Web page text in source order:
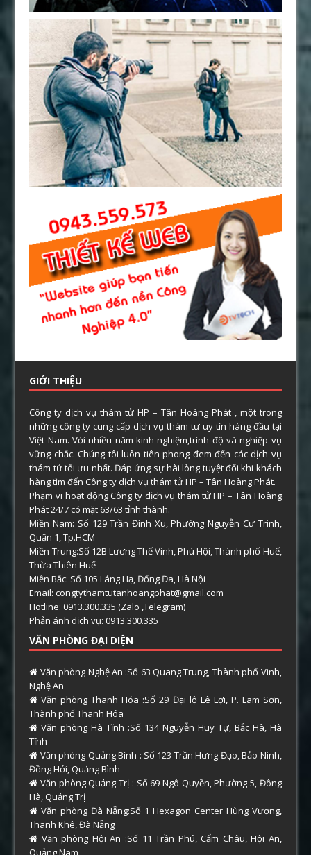
GIỚI THIỆU
Công ty dịch vụ thám tử HP – Tân Hoàng Phát , một trong
những công ty cung cấp dịch vụ thám tư uy tín hàng đầu tại
Việt Nam. Với nhiều năm kinh nghiệm,trình độ và nghiệp vụ
vững chắc. Chúng tôi luôn tiên phong đem đến các dịch vụ
thám tử tối ưu nhất. Đáp ứng sự hài lòng tuyệt đối khi khách
hàng tìm đến Công ty dịch vụ thám tử HP – Tân Hoàng Phát.
Phạm vi hoạt động Công ty dịch vụ thám tử HP – Tân Hoàng
Phát 24/7 có mặt 63/63 tỉnh thành.
Miền Nam: Số 129 Trần Đình Xu, Phường Nguyễn Cư Trinh,
Quận 1, Tp.HCM
Miền Trung:Số 12B Lương Thế Vinh, Phú Hội, Thành phố Huế,
Thừa Thiên Huế
Miền Bắc: Số 105 Láng Hạ, Đống Đa, Hà Nội
Email: congtythamtutanhoangphat@gmail.com
Hotline: 0913.300.335 (Zalo ,Telegram)
Phản ánh dịch vụ: 0913.300.335
VĂN PHÒNG ĐẠI DIỆN
Văn phòng Nghệ An :Số 63 Quang Trung, Thành phố Vinh,
Nghệ An
Văn phòng Thanh Hóa :Số 29 Đại lộ Lê Lợi, P. Lam Sơn,
Thành phố Thanh Hóa
Văn phòng Hà Tĩnh :Số 134 Nguyễn Huy Tự, Bắc Hà, Hà
Tĩnh
Văn phòng Quảng Bình : Số 123 Trần Hưng Đạo, Bảo Ninh,
Đồng Hới, Quảng Bình
Văn phòng Quảng Trị : Số 69 Ngô Quyền, Phường 5, Đông
Hà, Quảng Trị
Văn phòng Đà Nẵng:Số 1 Hexagon Center Hùng Vương,
Thanh Khê, Đà Nẵng
Văn phòng Hội An :Số 11 Trần Phú, Cẩm Châu, Hội An,
Quảng Nam